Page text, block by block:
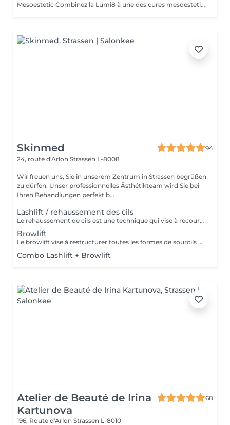
Mesoestetic Combinez la Lumi8 à une des cures mesoestetic,mesopeel , mesoéclat... afin d'obtenir un résultat spectaculaire et durable. Recommandé pour l'anti-aging , les peaux acnéique , affaissées , les rides . les cicatrices et les autres imperfections de la peau. Bienvenue dans une nouvelle ère dans les soins du visage et du corps . Résultat spectaculaires , efficaces , durables et scientifiquement avérés, visible dès la première séance. Traitement indolore et non invasif
Skinmed
94
24, route d'Arlon Strassen L-8008
Wir freuen uns, Sie in unserem Zentrum in Strassen begrüßen
zu dürfen. Unser professionnelles Ästhétikteam wird Sie bei
Ihren Behandlungen perfekt b...
Lashlift / rehaussement des cils
Le rehaussement de cils est une technique qui vise à recourber et à allonger les cils afin d'apporter un effet mascara au regard. Le regard est plus ouvert et plus lumineux.
Browlift
Le browlift vise à restructurer toutes les formes de sourcils et à mettre en valeur leur caractère naturel, ce qui a pour effet d'intensifier le regard.
Combo Lashlift + Browlift
Atelier de Beauté de Irina
Kartunova
68
196, Route d'Arlon Strassen L-8010